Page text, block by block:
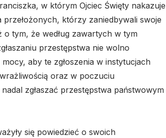
w którym Ojciec Święty nakazuje
którzy zaniedbywali swoje
tym, że według zawartych w tym
przestępstwa nie wolno
aby te zgłoszenia w instytucjach
oraz w poczuciu
zgłaszać przestępstwa państwowym
się powiedzieć o swoich